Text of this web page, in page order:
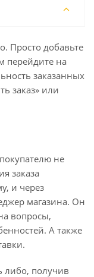
Просто добавьте
перейдите на
заказанных
заказ» или
не
заказа
и через
магазина. Он
вопросы,
А также
либо, получив